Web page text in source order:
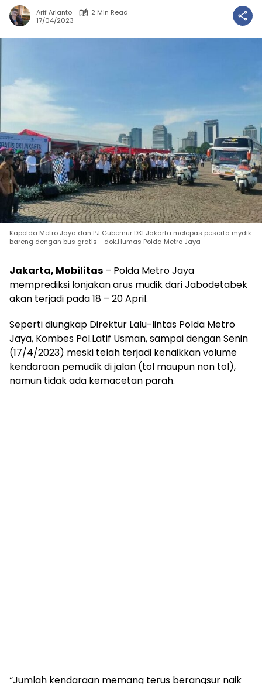
Arif Arianto
2 Min Read
17/04/2023
Kapolda Metro Jaya dan PJ Gubernur DKI Jakarta melepas peserta mydik
bareng dengan bus gratis - dok.Humas Polda Metro Jaya
Jakarta, Mobilitas – Polda Metro Jaya
memprediksi lonjakan arus mudik dari Jabodetabek
akan terjadi pada 18 – 20 April.
Seperti diungkap Direktur Lalu-lintas Polda Metro
Jaya, Kombes Pol.Latif Usman, sampai dengan Senin
(17/4/2023) meski telah terjadi kenaikkan volume
kendaraan pemudik di jalan (tol maupun non tol),
namun tidak ada kemacetan parah.
“Jumlah kendaraan memang terus berangsur naik